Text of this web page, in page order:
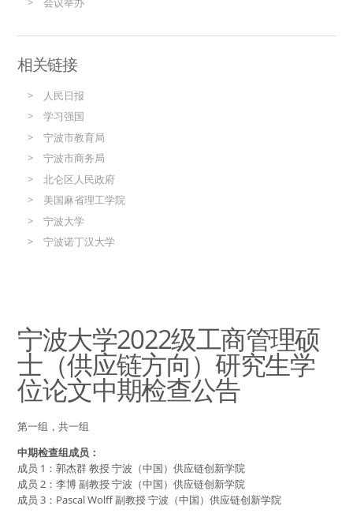
相关链接
人民日报
学习强国
宁波市教育局
宁波市商务局
北仑区人民政府
美国麻省理工学院
宁波大学
宁波诺丁汉大学
宁波大学2022级工商管理硕
士（供应链方向）研究生学
位论文中期检查公告
第一组，共一组
中期检查组成员：
成员 1：郭杰群 教授 宁波（中国）供应链创新学院
成员 2：李博 副教授 宁波（中国）供应链创新学院
成员 3：Pascal Wolff 副教授 宁波（中国）供应链创新学院